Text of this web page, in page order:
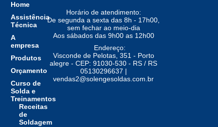
Home
Assistência
Técnica
A
empresa
Produtos
Orçamento
Curso de
Solda e
Treinamentos
Receitas
de
Soldagem
Horário de atendimento:
De segunda a sexta das 8h - 17h00,
sem fechar ao meio-dia
Aos sábados das 9h00 as 12h00
Endereço:
Visconde de Pelotas, 351 - Porto
alegre - CEP: 91030-530 - RS / RS
05130296637 |
vendas2@solengesoldas.com.br